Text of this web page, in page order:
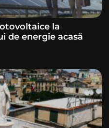
la
de energie acasă